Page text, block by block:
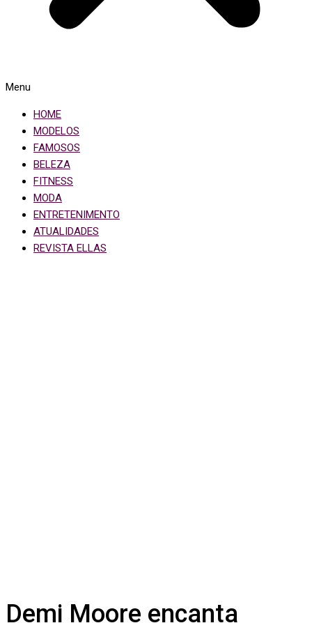
Menu
HOME
MODELOS
FAMOSOS
BELEZA
FITNESS
MODA
ENTRETENIMENTO
ATUALIDADES
REVISTA ELLAS
Demi Moore encanta